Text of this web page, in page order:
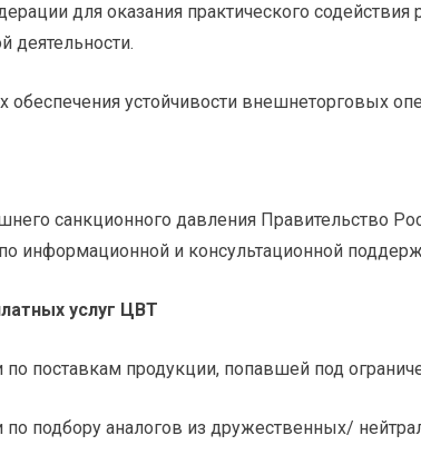
для оказания практического
деятельности.
обеспечения устойчивости внешнеторговых
санкционного давления Правительство
информационной и консультационной
услуг ЦВТ
по поставкам продукции, попавшей под
по подбору аналогов из дружественных/